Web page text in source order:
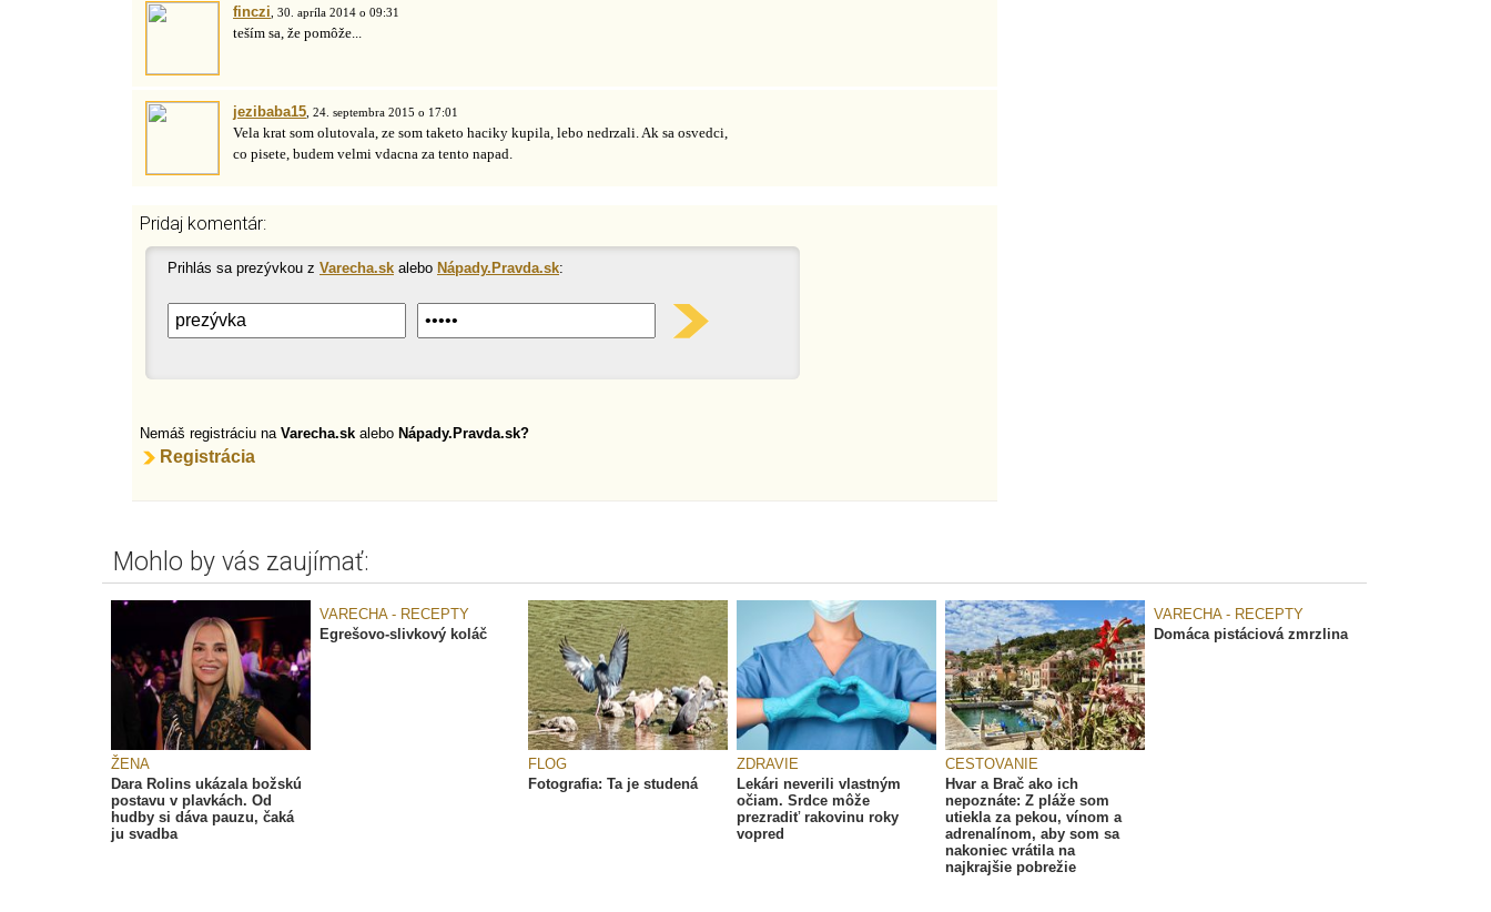
finczi , 30. apríla 2014 o 09:31
teším sa, že pomôže...
jezibaba15 , 24. septembra 2015 o 17:01
Vela krat som olutovala, ze som taketo haciky kupila, lebo nedrzali. Ak sa osvedci,
co pisete, budem velmi vdacna za tento napad.
Pridaj komentár:
Prihlás sa prezývkou z Varecha.sk alebo Nápady.Pravda.sk:
Nemáš registráciu na Varecha.sk alebo Nápady.Pravda.sk?
Registrácia
Mohlo by vás zaujímať:
ŽENA
Dara Rolins ukázala božskú
postavu v plavkách. Od
hudby si dáva pauzu, čaká
ju svadba
VARECHA - RECEPTY
Egrešovo-slivkový koláč
FLOG
Fotografia: Ta je studená
ZDRAVIE
Lekári neverili vlastným
očiam. Srdce môže
prezradiť rakovinu roky
vopred
CESTOVANIE
Hvar a Brač ako ich
nepoznáte: Z pláže som
utiekla za pekou, vínom a
adrenalínom, aby som sa
nakoniec vrátila na
najkrajšie pobrežie
VARECHA - RECEPTY
Domáca pistáciová zmrzlina